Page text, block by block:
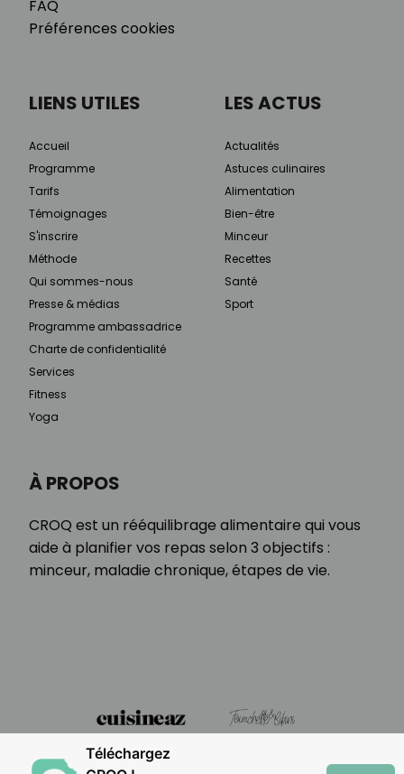
FAQ
Préférences cookies
À PROPOS
CROQ est un rééquilibrage alimentaire qui vous
aide à planifier vos repas selon 3 objectifs :
minceur, maladie chronique, étapes de vie.
LIENS UTILES
Accueil
Programme
Tarifs
Témoignages
S'inscrire
Méthode
Qui sommes-nous
Presse & médias
Programme ambassadrice
Charte de confidentialité
Services
Fitness
Yoga
LES ACTUS
Actualités
Astuces culinaires
Alimentation
Bien-être
Minceur
Recettes
Santé
Sport
Téléchargez